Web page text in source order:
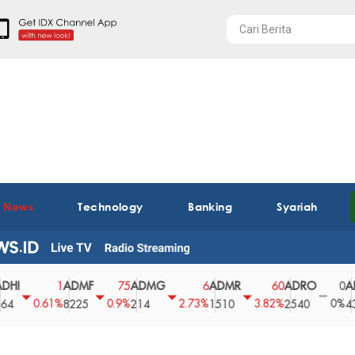
Technology Banking Syariah
0.61%
ADMF
8225
75
0.9%
ADMG
214
2.73%
ADMR
1510
60
3.82%
ADRO
2540
0
0%
AEGS